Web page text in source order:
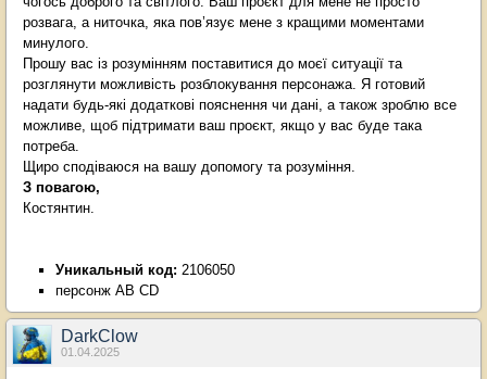
розвага, а ниточка, яка пов’язує мене з кращими моментами
минулого.
Прошу вас із розумінням поставитися до моєї ситуації та
розглянути можливість розблокування персонажа. Я готовий
надати будь-які додаткові пояснення чи дані, а також зроблю все
можливе, щоб підтримати ваш проєкт, якщо у вас буде така
потреба.
Щиро сподіваюся на вашу допомогу та розуміння.
З повагою,
Костянтин.
Уникальный код: 2106050
персонж AB CD
DarkClow
01.04.2025